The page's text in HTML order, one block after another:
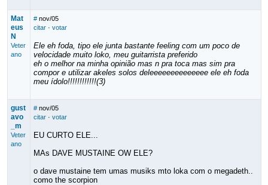
Mat
eus
N
Veter
ano
# nov/05
citar· votar
Ele eh foda, tipo ele junta bastante feeling com um poco de
velocidade muito loko, meu guitarrista preferido
eh o melhor na minha opinião mas n pra toca mas sim pra
compor e utilizar akeles solos deleeeeeeeeeeeeee ele eh foda
meu ídolo!!!!!!!!!!!!(3)
gust
avo
_m
Veter
ano
# nov/05
citar· votar
EU CURTO ELE...
MAs DAVE MUSTAINE OW ELE?
o dave mustaine tem umas musiks mto loka com o megadeth..
como the scorpion